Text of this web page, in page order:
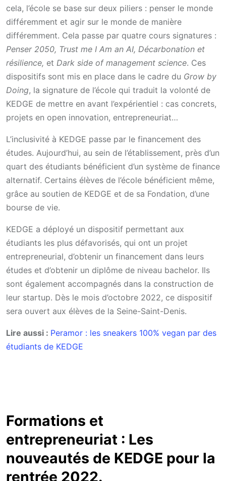
cela, l’école se base sur deux piliers : penser le monde
différemment et agir sur le monde de manière
différemment. Cela passe par quatre cours signatures :
Penser 2050, Trust me I Am an AI, Décarbonation et
résilience, et Dark side of management science. Ces
dispositifs sont mis en place dans le cadre du Grow by
Doing, la signature de l’école qui traduit la volonté de
KEDGE de mettre en avant l’expérientiel : cas concrets,
projets en open innovation, entrepreneuriat…
L’inclusivité à KEDGE passe par le financement des
études. Aujourd’hui, au sein de l’établissement, près d’un
quart des étudiants bénéficient d’un système de finance
alternatif. Certains élèves de l’école bénéficient même,
grâce au soutien de KEDGE et de sa Fondation, d’une
bourse de vie.
KEDGE a déployé un dispositif permettant aux
étudiants les plus défavorisés, qui ont un projet
entrepreneurial, d’obtenir un financement dans leurs
études et d’obtenir un diplôme de niveau bachelor. Ils
sont également accompagnés dans la construction de
leur startup. Dès le mois d’octobre 2022, ce dispositif
sera ouvert aux élèves de la Seine-Saint-Denis.
Lire aussi : Peramor : les sneakers 100% vegan par des
étudiants de KEDGE
Formations et
entrepreneuriat : Les
nouveautés de KEDGE pour la
rentrée 2022.